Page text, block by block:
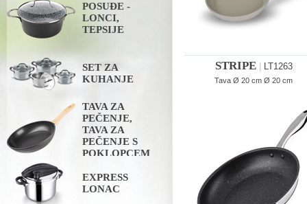
POSUĐE -
LONCI,
TEPSIJE
SET ZA
KUHANJE
TAVA ZA
PEČENJE,
TAVA ZA
PEČENJE S
POKLOPCEM
EXPRESS
LONAC
STRIPE| LT1263
Tava Ø 20 cm Ø 20 cm